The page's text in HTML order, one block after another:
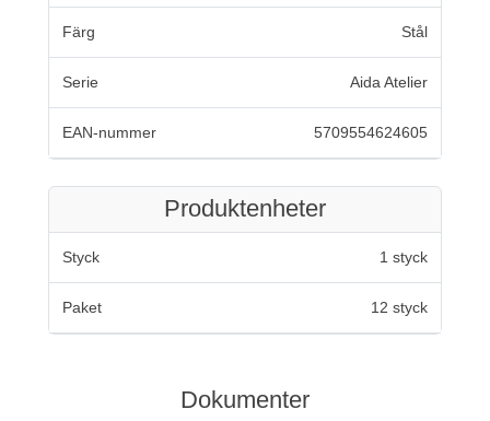
Färg Stål
Serie Aida Atelier
EAN-nummer 5709554624605
Produktenheter
Styck 1 styck
Paket 12 styck
Dokumenter